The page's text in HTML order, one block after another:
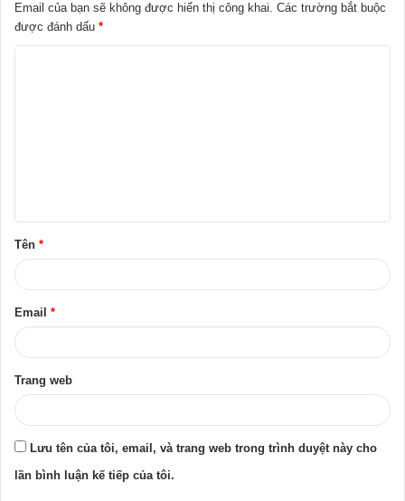
Email của bạn sẽ không được hiển thị công khai. Các trường bắt buộc
được đánh dấu *
ậ
n
Tên *
Email *
Trang web
Lưu tên của tôi, email, và trang web trong trình duyệt này cho
lần bình luận kế tiếp của tôi.